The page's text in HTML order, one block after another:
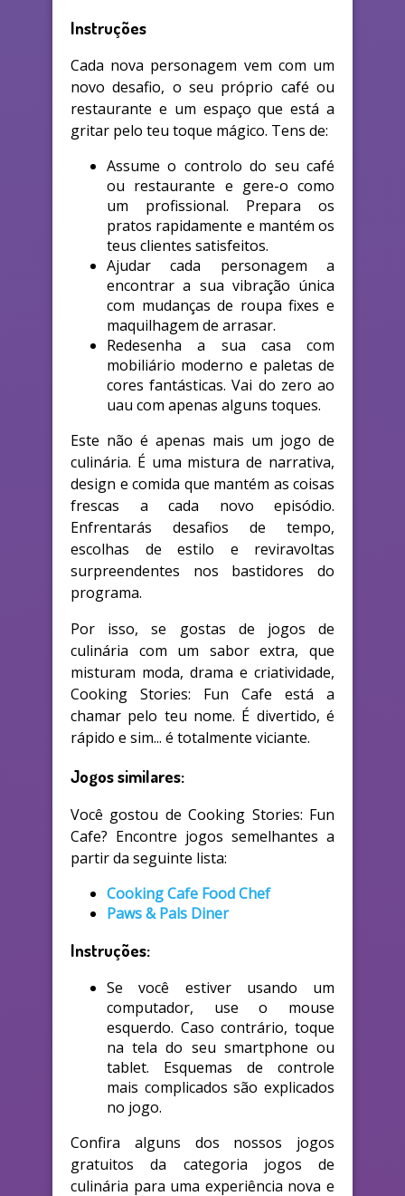
Instruções
Cada nova personagem vem com um
novo desafio, o seu próprio café ou
restaurante e um espaço que está a
gritar pelo teu toque mágico. Tens de:
Assume o controlo do seu café
ou restaurante e gere-o como
um profissional. Prepara os
pratos rapidamente e mantém os
teus clientes satisfeitos.
Ajudar cada personagem a
encontrar a sua vibração única
com mudanças de roupa fixes e
maquilhagem de arrasar.
Redesenha a sua casa com
mobiliário moderno e paletas de
cores fantásticas. Vai do zero ao
uau com apenas alguns toques.
Este não é apenas mais um jogo de
culinária. É uma mistura de narrativa,
design e comida que mantém as coisas
frescas a cada novo episódio.
Enfrentarás desafios de tempo,
escolhas de estilo e reviravoltas
surpreendentes nos bastidores do
programa.
Por isso, se gostas de jogos de
culinária com um sabor extra, que
misturam moda, drama e criatividade,
Cooking Stories: Fun Cafe está a
chamar pelo teu nome. É divertido, é
rápido e sim... é totalmente viciante.
Jogos similares:
Você gostou de Cooking Stories: Fun
Cafe? Encontre jogos semelhantes a
partir da seguinte lista:
Cooking Cafe Food Chef
Paws & Pals Diner
Instruções:
Se você estiver usando um
computador, use o mouse
esquerdo. Caso contrário, toque
na tela do seu smartphone ou
tablet. Esquemas de controle
mais complicados são explicados
no jogo.
Confira alguns dos nossos jogos
gratuitos da categoria jogos de
culinária para uma experiência nova e